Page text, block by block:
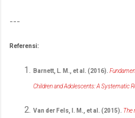
---
Referensi:
Barnett, L. M., et al. (2016).
Children and Adolescents: A Systematic
Van der Fels, I. M., et al. (2015). The